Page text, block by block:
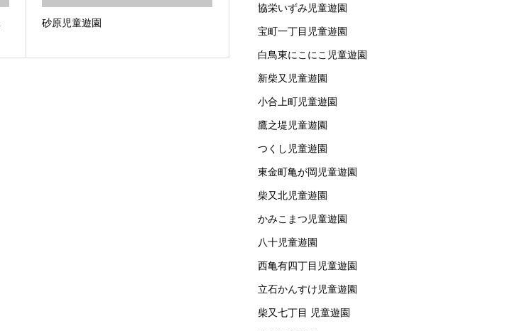
砂原児童遊園
協栄いずみ児童遊園
宝町一丁目児童遊園
白鳥東にこにこ児童遊園
新柴又児童遊園
小合上町児童遊園
鷹之堤児童遊園
つくし児童遊園
東金町亀が岡児童遊園
柴又北児童遊園
かみこまつ児童遊園
八十児童遊園
西亀有四丁目児童遊園
立石かんすけ児童遊園
柴又七丁目 児童遊園